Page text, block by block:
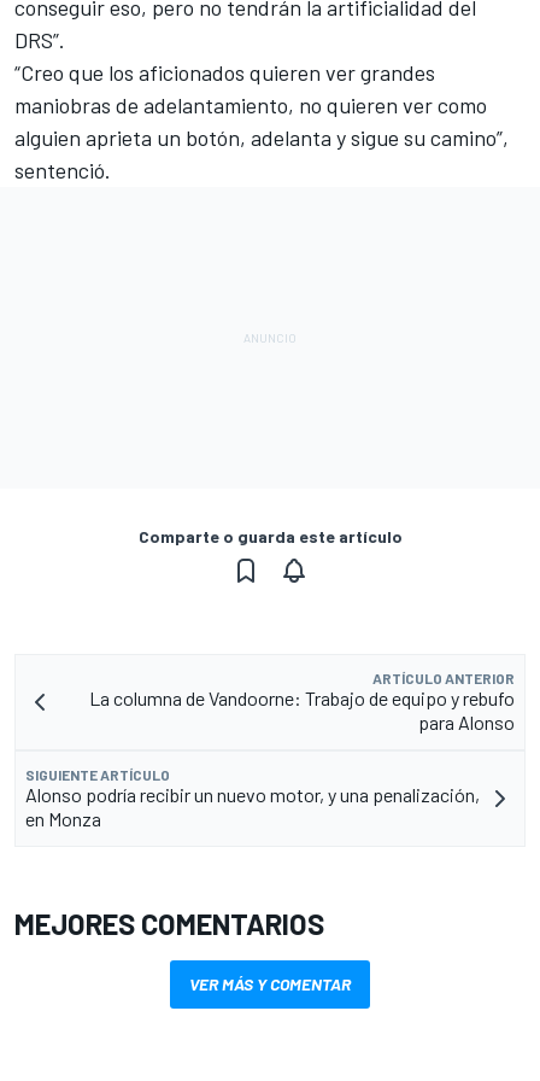
conseguir eso, pero no tendrán la artificialidad del
DRS”.
“Creo que los aficionados quieren ver grandes
maniobras de adelantamiento, no quieren ver como
alguien aprieta un botón, adelanta y sigue su camino”,
sentenció.
Comparte o guarda este artículo
ARTÍCULO ANTERIOR
La columna de Vandoorne: Trabajo de equipo y rebufo
para Alonso
SIGUIENTE ARTÍCULO
Alonso podría recibir un nuevo motor, y una penalización,
en Monza
MEJORES COMENTARIOS
VER MÁS Y COMENTAR